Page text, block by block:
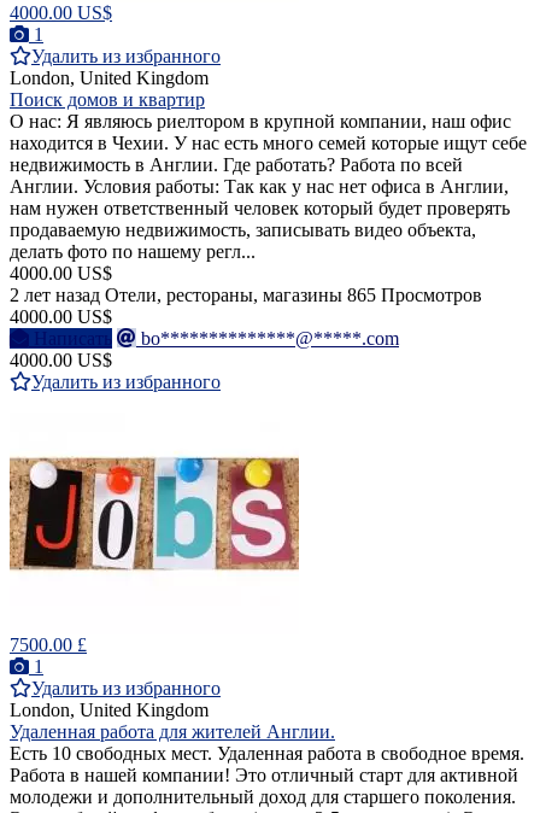
4000.00 US$
1
Удалить из избранного
London, United Kingdom
Поиск домов и квартир
О нас: Я являюсь риелтором в крупной компании, наш офис
находится в Чехии. У нас есть много семей которые ищут себе
недвижимость в Англии. Где работать? Работа по всей
Англии. Условия работы: Так как у нас нет офиса в Англии,
нам нужен ответственный человек который будет проверять
продаваемую недвижимость, записывать видео объекта,
делать фото по нашему регл...
4000.00 US$
2 лет назад Отели, рестораны, магазины 865 Просмотров
4000.00 US$
Написать
bo**************@*****.com
4000.00 US$
Удалить из избранного
7500.00 £
1
Удалить из избранного
London, United Kingdom
Удаленная работа для жителей Англии.
Есть 10 свободных мест. Удаленная работа в свободное время.
Работа в нашей компании! Это отличный старт для активной
молодежи и дополнительный доход для старшего поколения.